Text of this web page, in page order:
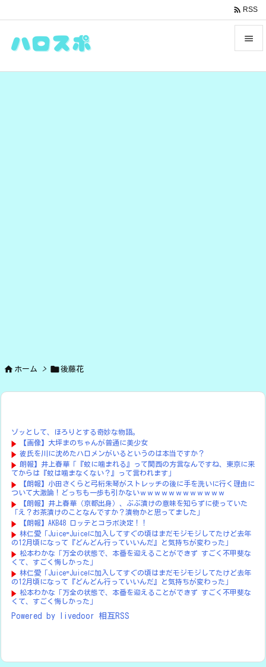

 RSS
 ホーム > 後藤花
ゾッとして、ほろりとする奇妙な物語。
【画像】大坪まのちゃんが普通に美少女
彼氏を川に沈めたハロメンがいるというのは本当ですか？
朗報】井上春華「『蚊に噛まれる』って関西の方言なんですね、東京に来
てからは『蚊は噛まなくない？』って言われます」
【朗報】小田さくらと弓桁朱琴がストレッチの後に手を洗いに行く理由に
ついて大激論！どっちも一歩も引かないｗｗｗｗｗｗｗｗｗｗｗｗ
【朗報】井上春華（京都出身）、ぶぶ漬けの意味を知らずに使っていた
「え？お茶漬けのことなんですか？漬物かと思ってました」
【朗報】AKB48 ロッテとコラボ決定！！
林仁愛「Juice=Juiceに加入してすぐの頃はまだモジモジしてたけど去年
の12月頃になって『どんどん行っていいんだ』と気持ちが変わった」
松本わかな「万全の状態で、本番を迎えることができず すごく不甲斐な
くて、すごく悔しかった」
林仁愛「Juice=Juiceに加入してすぐの頃はまだモジモジしてたけど去年
の12月頃になって『どんどん行っていいんだ』と気持ちが変わった」
松本わかな「万全の状態で、本番を迎えることができず すごく不甲斐な
くて、すごく悔しかった」
Powered by livedoor 相互RSS